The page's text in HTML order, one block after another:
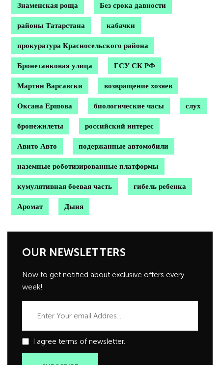
Знаменская роща Без срока давности
районы Татарстана кабачки
прокуратура Красносельского района
Бронетанковая улица ГСУ СК РФ
Мартин Варсавски возвращение хозяев
Оксана Ершова биологические часы слух
бронежилеты российский интерес
Авито Авто подержанные автомобили
наземные роботизированные платформы
кумулятивная боевая часть гибель ребенка
Аромат Дыня
OUR NEWSLETTERS
Now to get notified about exclusive offers every
week!
I agree terms of newsletter.